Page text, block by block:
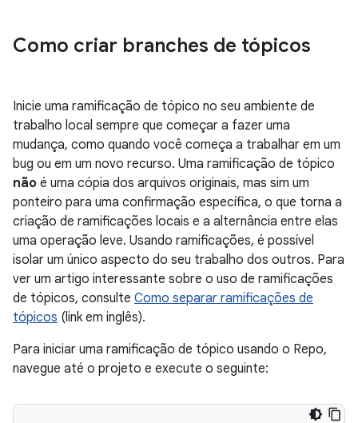
Como criar branches de tópicos
Inicie uma ramificação de tópico no seu ambiente de
trabalho local sempre que começar a fazer uma
mudança, como quando você começa a trabalhar em um
bug ou em um novo recurso. Uma ramificação de tópico
não é uma cópia dos arquivos originais, mas sim um
ponteiro para uma confirmação específica, o que torna a
criação de ramificações locais e a alternância entre elas
uma operação leve. Usando ramificações, é possível
isolar um único aspecto do seu trabalho dos outros. Para
ver um artigo interessante sobre o uso de ramificações
de tópicos, consulte Como separar ramificações de
tópicos (link em inglês).
Para iniciar uma ramificação de tópico usando o Repo,
navegue até o projeto e execute o seguinte: